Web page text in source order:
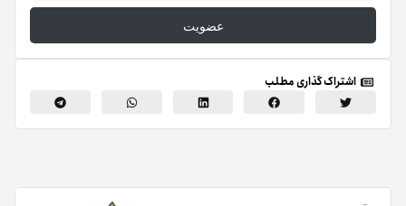
عضویت
اشتراک گذاری مطلب